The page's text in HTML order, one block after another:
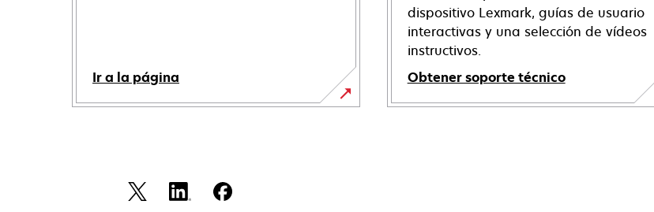
Ir a la página
dispositivo Lexmark, guías de usuario
interactivas y una selección de vídeos
instructivos.
Obtener soporte técnico
se